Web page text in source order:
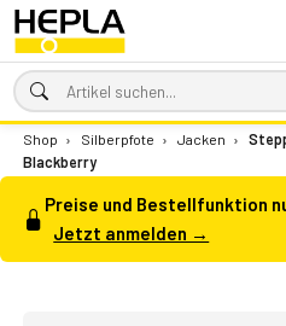
Shop › Silberpfote › Jacken ›
Blackberry
Preise und Bestellfunktion
Jetzt anmelden →